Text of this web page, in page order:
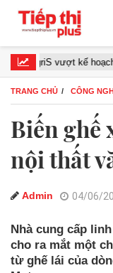
vượt kế hoạch doanh
TRANG CHỦ CÔNG
Biến ghế
nội thất
Admin 04/06/
Nhà cung cấp
cho ra mắt một
từ ghế lái của